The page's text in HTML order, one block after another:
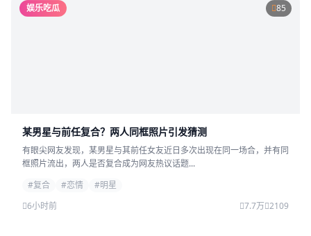
娱乐吃瓜 85
某男星与前任复合？两人同框照片引发猜测
有眼尖网友发现，某男星与其前任女友近日多次出现在同一场合，并有同
框照片流出，两人是否复合成为网友热议话题...
#复合
#恋情
#明星
6小时前
7.7万 2109